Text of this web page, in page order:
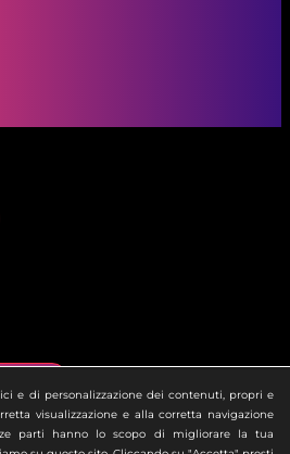
e di personalizzazione dei contenuti, propri e
visualizzazione e alla corretta navigazione
parti hanno lo scopo di migliorare la tua